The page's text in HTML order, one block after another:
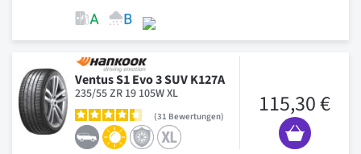
Ventus S1 Evo 3 SUV K127A
235/55 ZR 19 105W XL
31 Bewertungen 115,30 €